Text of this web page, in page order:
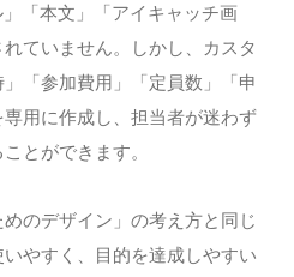
「本文」「アイキャッチ画
ていません。しかし、カスタ
「参加費用」「定員数」「申
用に作成し、担当者が迷わず
とができます。
のデザイン」の考え方と同じ
やすく、目的を達成しやすい